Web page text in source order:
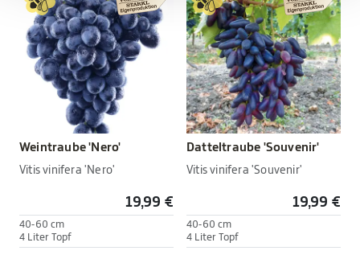
Weintraube 'Nero'
Vitis vinifera 'Nero'
19,99 €
40-60 cm
4 Liter Topf
Datteltraube 'Souvenir'
Vitis vinifera 'Souvenir'
19,99 €
40-60 cm
4 Liter Topf